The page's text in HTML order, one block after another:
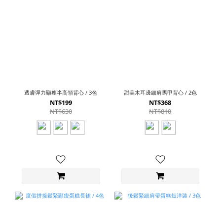
透膚彈力顯瘦半高領背心 / 3色
NT$199
NT$630
甜美木耳邊細肩馬甲背心 / 2色
NT$368
NT$810